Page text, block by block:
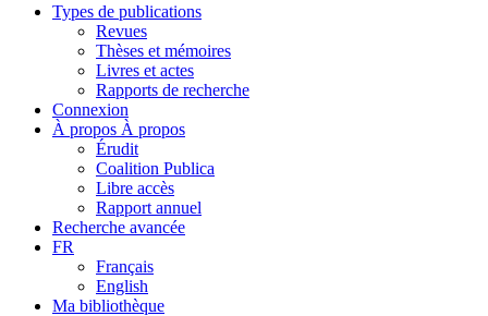
Types de publications
Revues
Thèses et mémoires
Livres et actes
Rapports de recherche
Connexion
À propos À propos
Érudit
Coalition Publica
Libre accès
Rapport annuel
Recherche avancée
FR
Français
English
Ma bibliothèque